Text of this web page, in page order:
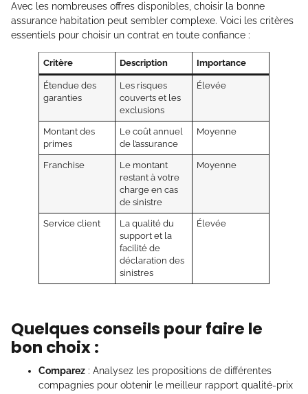
Avec les nombreuses offres disponibles, choisir la bonne
assurance habitation peut sembler complexe. Voici les critères
essentiels pour choisir un contrat en toute confiance :
Critère Description Importance
Étendue des
garanties
Les risques
couverts et les
exclusions
Élevée
Montant des
primes
Le coût annuel
de l’assurance
Moyenne
Franchise
Le montant
restant à votre
charge en cas
de sinistre
Moyenne
Service client
La qualité du
support et la
facilité de
déclaration des
sinistres
Élevée
Quelques conseils pour faire le
bon choix :
Comparez : Analysez les propositions de différentes
compagnies pour obtenir le meilleur rapport qualité-prix